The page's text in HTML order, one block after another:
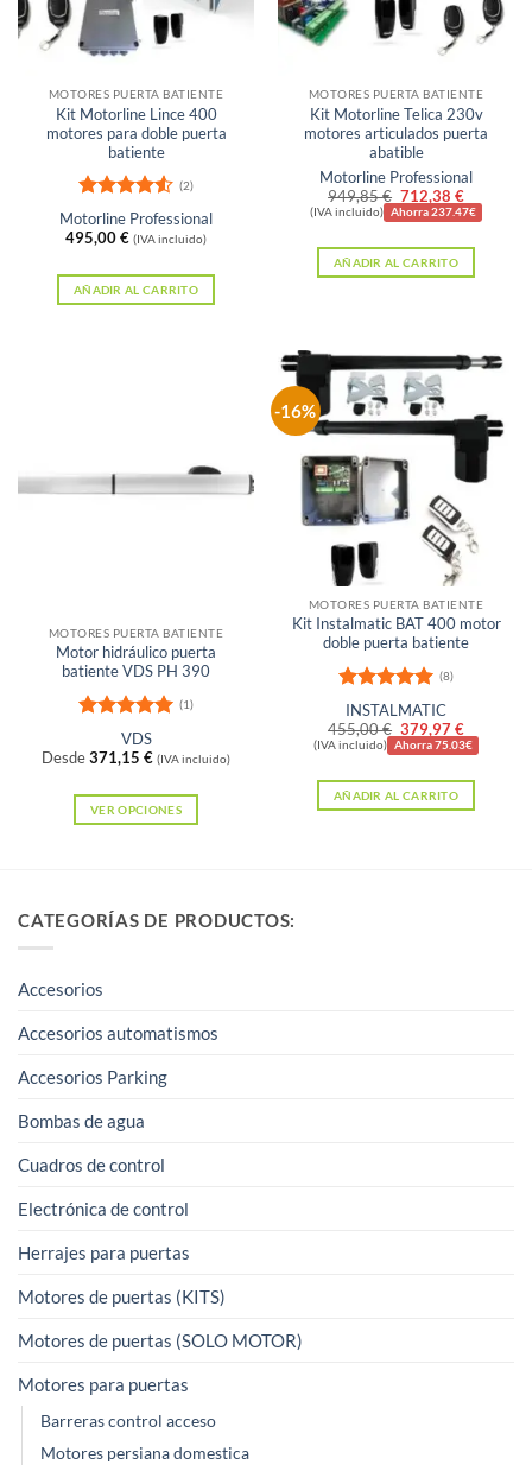
pueden
en
la
página
de
elegir
página
de
producto
MOTORES PUERTA BATIENTE
Kit Motorline Lince 400
motores para doble puerta
batiente
Valorado
con 4.5
de 5
(2)
Motorline Professional
495,00€ (IVA incluido)
AÑADIR AL CARRITO
MOTORES PUERTA BATIENTE
Kit Motorline Telica 230v
motores articulados puerta
abatible
Motorline Professional
949,85€ El
precio
era:
949,85 €.
712,38 €El
precio
es:
(IVA incluido) Ahorra 237.47€
AÑADIR AL CARRITO
MOTORES PUERTA BATIENTE
Motor hidráulico puerta
batiente VDS PH 390
Valorado
con 5de 5
(1)
VDS
Desde371,15 € (IVA incluido)
VER OPCIONES
múltiples
se
pueden
elegir
en
de
-16%
MOTORES PUERTA BATIENTE
Kit Instalmatic BAT 400 motor
doble puerta batiente
Valorado
con5de 5
(8)
INSTALMATIC
455,00€ El
precio
era:
455,00 €.
379,97€El
precio
es:
(IVA incluido) Ahorra 75.03€
AÑADIR AL CARRITO
CATEGORÍAS DE PRODUCTOS:
Accesorios
Accesorios automatismos
Accesorios Parking
Bombas de agua
Cuadros de control
Electrónica de control
Herrajes para puertas
Motores de puertas (KITS)
Motores de puertas (SOLO MOTOR)
Motores para puertas
Barreras control acceso
Motores persiana domestica